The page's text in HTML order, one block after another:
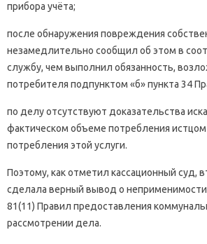
прибора учёта;
после обнаружения повреждения
незамедлительно сообщил об этом в
службу, чем выполнил обязанность,
потребителя подпунктом «б» пункта 34
по делу отсутствуют доказательства
фактическом объеме потребления истцом
потребления этой услуги.
Поэтому, как отметил кассационный суд,
сделала верный вывод о неприменимости
81(11) Правил предоставления
рассмотрении дела.